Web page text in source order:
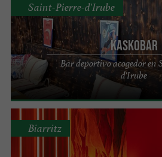
KASKOBar
Bar deportivo acogedor en
d'Irube
Saint-Pierre-d'Irube
Biarritz